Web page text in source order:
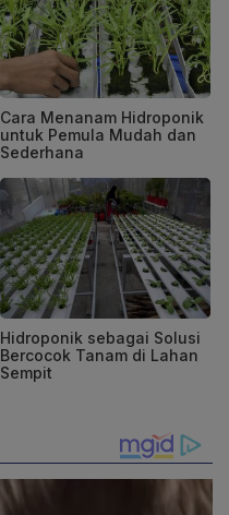
Cara Menanam Hidroponik
untuk Pemula Mudah dan
Sederhana
Hidroponik sebagai Solusi
Bercocok Tanam di Lahan
Sempit